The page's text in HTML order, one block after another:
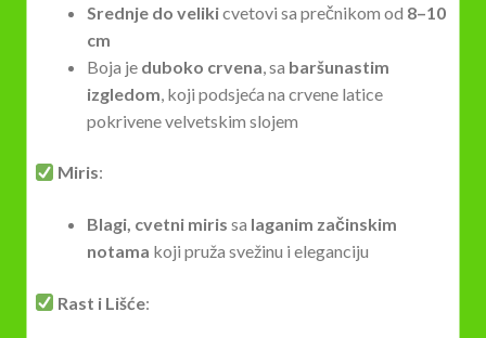
Srednje do velikicvetovi sa prečnikom od 8–10
cm
Boja je duboko crvena , sa baršunastim
izgledom , koji podsjeća na crvene latice
pokrivene velvetskim slojem
Miris:
Blagi, cvetni miris sa laganim začinskim
notama koji pruža svežinu i eleganciju
Rast i Lišće: